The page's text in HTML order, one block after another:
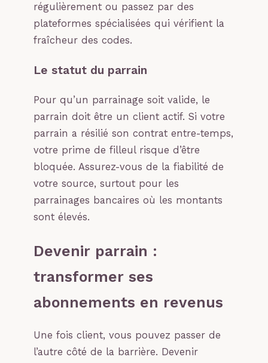
régulièrement ou passez par des
plateformes spécialisées qui vérifient la
fraîcheur des codes.
Le statut du parrain
Pour qu’un parrainage soit valide, le
parrain doit être un client actif. Si votre
parrain a résilié son contrat entre-temps,
votre prime de filleul risque d’être
bloquée. Assurez-vous de la fiabilité de
votre source, surtout pour les
parrainages bancaires où les montants
sont élevés.
Devenir parrain :
transformer ses
abonnements en revenus
Une fois client, vous pouvez passer de
l’autre côté de la barrière. Devenir